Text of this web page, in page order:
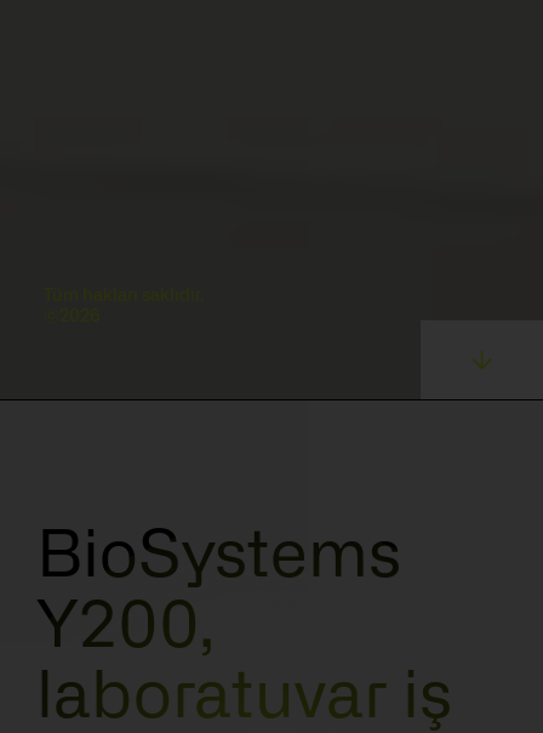
Tüm hakları saklıdır.
©2026
BioSystems
Y200,
laboratuvar iş